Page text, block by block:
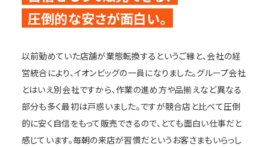
圧倒的な安さが面白い。
以前勤めていた店舗が業態転換するというご縁と、会社の経
営統合により、イオンビッグの一員になりました。グループ会社
とはいえ別会社ですから、作業の進め方や品揃えなど異なる
部分も多く最初は戸惑いました。ですが競合店と比べて圧倒
的に安く自信をもって販売できるので、とても面白い仕事だと
感じています。毎朝の来店が習慣だというお客さまもいらっし